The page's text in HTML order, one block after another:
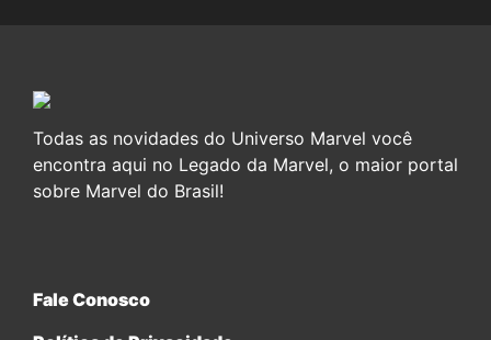
Todas as novidades do Universo Marvel você
encontra aqui no Legado da Marvel, o maior portal
sobre Marvel do Brasil!
Fale Conosco